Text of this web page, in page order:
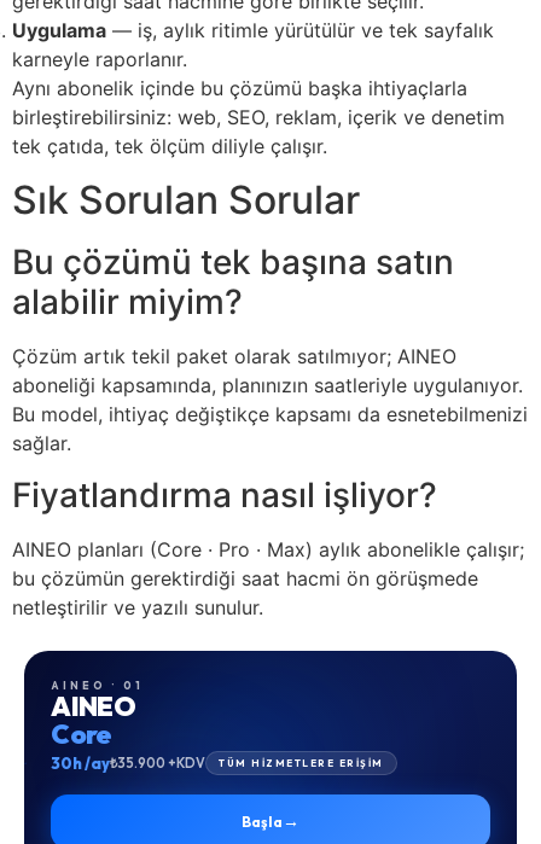
Uygulama — iş, aylık ritimle yürütülür ve tek sayfalık
karneyle raporlanır.
Aynı abonelik içinde bu çözümü başka ihtiyaçlarla
birleştirebilirsiniz: web, SEO, reklam, içerik ve denetim
tek çatıda, tek ölçüm diliyle çalışır.
Sık Sorulan Sorular
Bu çözümü tek başına satın
alabilir miyim?
Çözüm artık tekil paket olarak satılmıyor; AINEO
aboneliği kapsamında, planınızın saatleriyle uygulanıyor.
Bu model, ihtiyaç değiştikçe kapsamı da esnetebilmenizi
sağlar.
Fiyatlandırma nasıl işliyor?
AINEO planları (Core · Pro · Max) aylık abonelikle çalışır;
bu çözümün gerektirdiği saat hacmi ön görüşmede
netleştirilir ve yazılı sunulur.
AINEO · 01
AINEO
Core
30h /ay₺35.900 +KDV TÜM HİZMETLERE ERİŞİM
Başla →